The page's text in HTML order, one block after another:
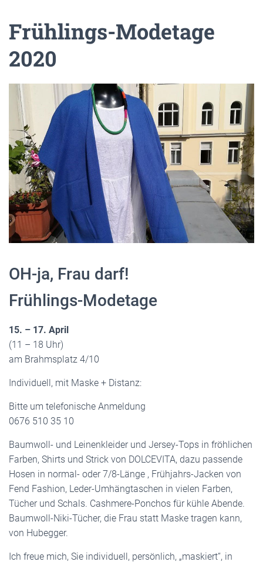
Frühlings-Modetage
2020
OH-ja, Frau darf!
Frühlings-Modetage
15. – 17. April
(11 – 18 Uhr)
am Brahmsplatz 4/10
Individuell, mit Maske + Distanz:
Bitte um telefonische Anmeldung
0676 510 35 10
Baumwoll- und Leinenkleider und Jersey-Tops in fröhlichen
Farben, Shirts und Strick von DOLCEVITA, dazu passende
Hosen in normal- oder 7/8-Länge , Frühjahrs-Jacken von
Fend Fashion, Leder-Umhängtaschen in vielen Farben,
Tücher und Schals. Cashmere-Ponchos für kühle Abende.
Baumwoll-Niki-Tücher, die Frau statt Maske tragen kann,
von Hubegger.
Ich freue mich, Sie individuell, persönlich, „maskiert“, in